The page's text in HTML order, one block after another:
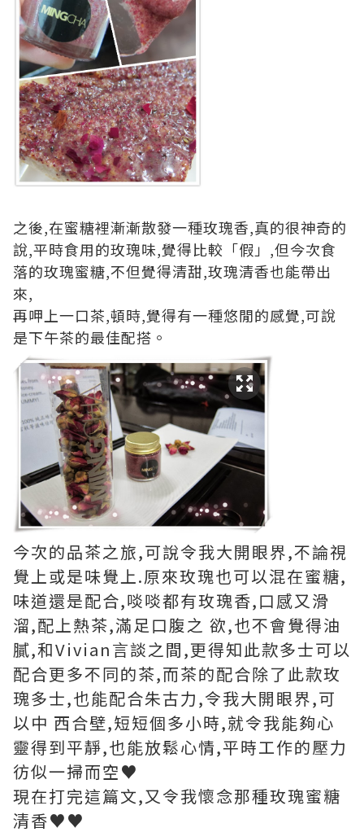
之後,在蜜糖裡漸漸散發一種玫瑰香,真的很神奇的
說,平時食用的玫瑰味,覺得比較「假」,但今次食
落的玫瑰蜜糖,不但覺得清甜,玫瑰清香也能帶出
來,
再呷上一口茶,頓時,覺得有一種悠閒的感覺,可說
是下午茶的最佳配搭。
今次的品茶之旅,可說令我大開眼界,不論視
覺上或是味覺上.原來玫瑰也可以混在蜜糖,
味道還是配合,啖啖都有玫瑰香,口感又滑
溜,配上熱茶,滿足口腹之 欲,也不會覺得油
膩,和Vivian言談之間,更得知此款多士可以
配合更多不同的茶,而茶的配合除了此款玫
瑰多士,也能配合朱古力,令我大開眼界,可
以中 西合壁,短短個多小時,就令我能夠心
靈得到平靜,也能放鬆心情,平時工作的壓力
彷似一掃而空♥
現在打完這篇文,又令我懷念那種玫瑰蜜糖
清香♥♥